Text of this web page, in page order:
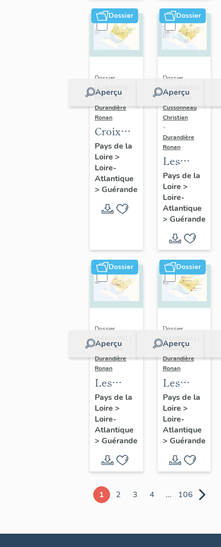
Dossier
Aperçu
Dossier
IA44003690 |
Réalisé par
Durandière
Ronan
Croix
monumentales,
croix de
chemin,
calvaires
oratoires
Pays de la
Loire >
Loire-
Atlantique
> Guérande
Dossier
Aperçu
Dossier
IA44004193 |
Réalisé par
Cussonneau
Christian
-
Durandière
Ronan
Les
moulins
de
Guérande
Pays de la
Loire >
Loire-
Atlantique
> Guérande
Dossier
Aperçu
Dossier
IA44003761 |
Réalisé par
Durandière
Ronan
Les
châteaux
et
manoirs
de
Guérande
Pays de la
Loire >
Loire-
Atlantique
> Guérande
Dossier
Aperçu
Dossier
IA44003641 |
Réalisé par
Durandière
Ronan
Les
blockhaus
de
Guérande
Pays de la
Loire >
Loire-
Atlantique
> Guérande
1 2 3 4 ... 106